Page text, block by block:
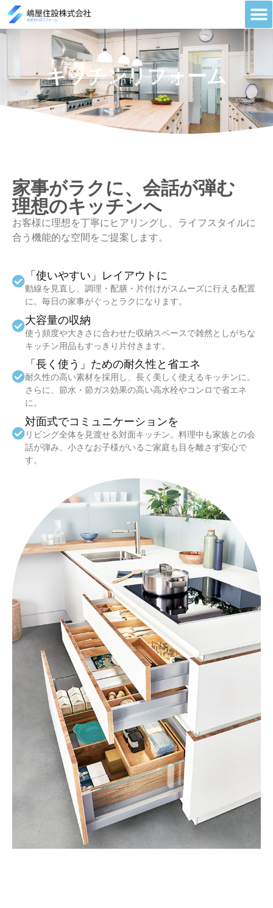
キッチンリフォーム
Kitchen Renovation
家事がラクに、会話が弾む
理想のキッチンへ
お客様に理想を丁寧にヒアリングし、ライフスタイルに
合う機能的な空間をご提案します。
「使いやすい」レイアウトに
動線を見直し、調理・配膳・片付けがスムーズに行える配置
に。毎日の家事がぐっとラクになります。
大容量の収納
使う頻度や大きさに合わせた収納スペースで雑然としがちな
キッチン用品もすっきり片付きます。
「長く使う」ための耐久性と省エネ
耐久性の高い素材を採用し、長く美しく使えるキッチンに。
さらに、節水・節ガス効果の高い高水栓やコンロで省エネ
に。
対面式でコミュニケーションを
リビング全体を見渡せる対面キッチン。料理中も家族との会
話が弾み、小さなお子様がいるご家庭も目を離さず安心で
す。